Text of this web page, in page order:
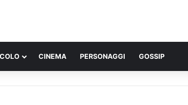
CINEMA PERSONAGGI GOSSIP